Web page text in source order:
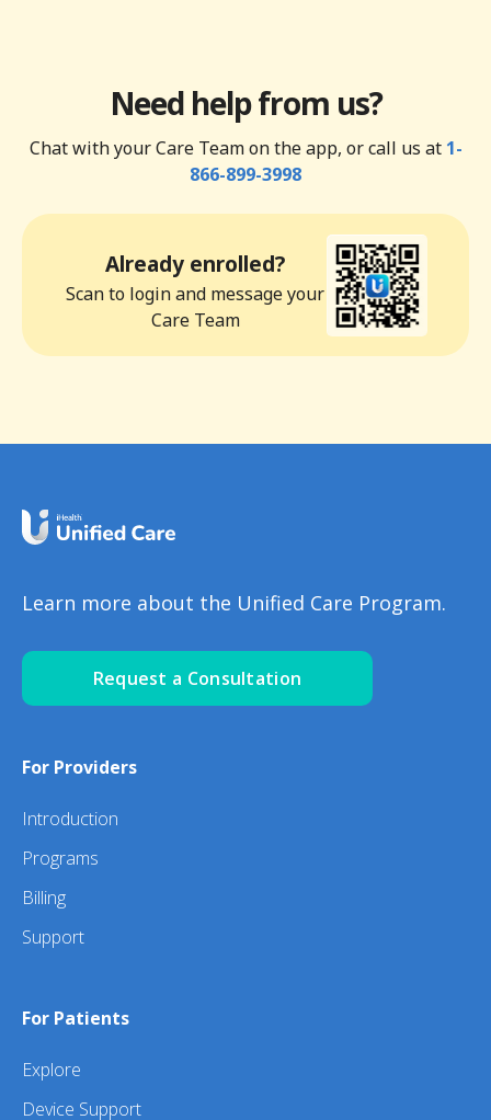
Need help from us?
Chat with your Care Team on the app, or call us at 1-
866-899-3998
Already enrolled?
Scan to login and message your
Care Team
Learn more about the Unified Care Program.
Request a Consultation
For Providers
Introduction
Programs
Billing
Support
For Patients
Explore
Device Support